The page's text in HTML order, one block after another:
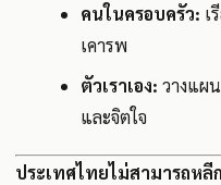
คนในครอบครัว: เ
เคารพ
ตัวเราเอง: วางแผ
และจิตใจ
ประเทศไทยไม่สามารถหลี